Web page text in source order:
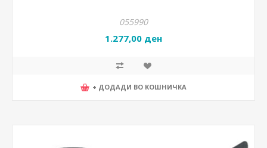
055990
1.277,00 ден
+ ДОДАДИ ВО КОШНИЧКА